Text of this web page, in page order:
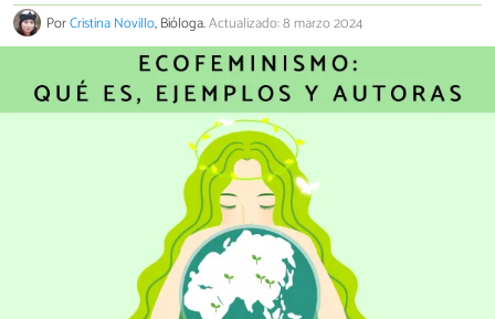
PorCristina Novillo, Bióloga.Actualizado: 8 marzo 2024